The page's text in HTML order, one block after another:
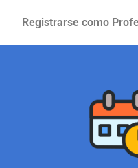
Registrarse como